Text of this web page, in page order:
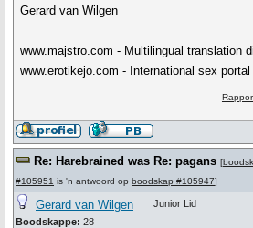
Gerard van Wilgen
www.majstro.com - Multilingual translation
www.erotikejo.com - International sex portal
Re: Harebrained was Re: pagans [
#105951 is 'n antwoord op boodskap #105947]
Gerard van Wilgen
Boodskappe: 28
Junior Lid